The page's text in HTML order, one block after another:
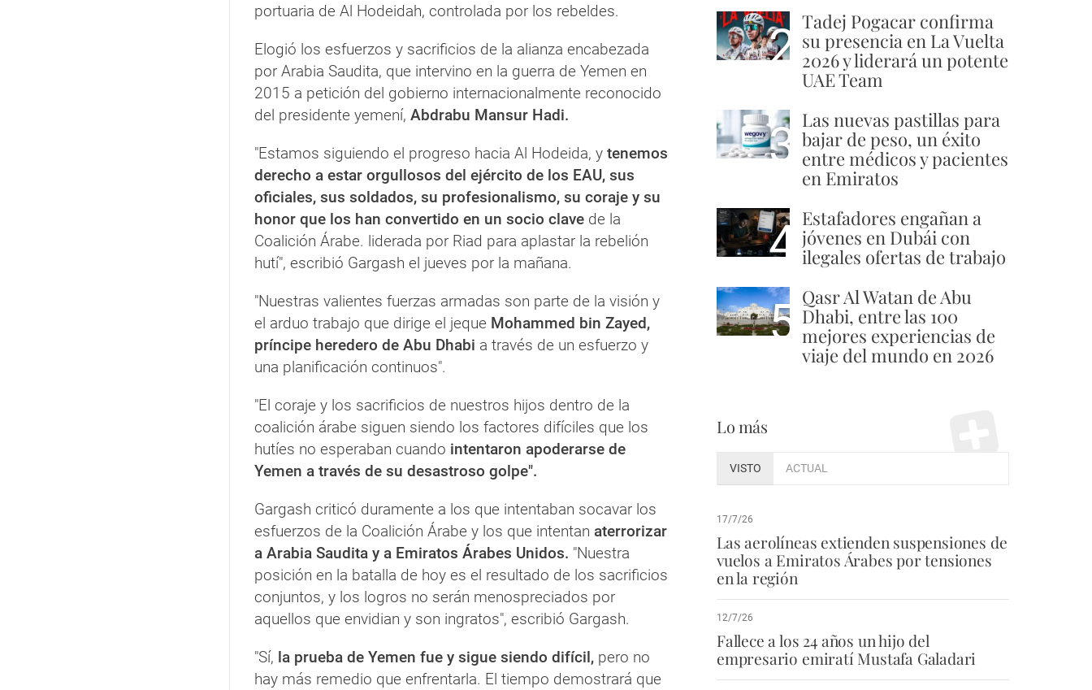
portuaria de Al Hodeidah, controlada por los rebeldes.
Elogió los esfuerzos y sacrificios de la alianza encabezada
por Arabia Saudita, que intervino en la guerra de Yemen en
2015 a petición del gobierno internacionalmente reconocido
del presidente yemení, Abdrabu Mansur Hadi.
"Estamos siguiendo el progreso hacia Al Hodeida, y tenemos
derecho a estar orgullosos del ejército de los EAU, sus
oficiales, sus soldados, su profesionalismo, su coraje y su
honor que los han convertido en un socio clave de la
Coalición Árabe. liderada por Riad para aplastar la rebelión
hutí", escribió Gargash el jueves por la mañana.
"Nuestras valientes fuerzas armadas son parte de la visión y
el arduo trabajo que dirige el jeque Mohammed bin Zayed,
príncipe heredero de Abu Dhabi a través de un esfuerzo y
una planificación continuos".
"El coraje y los sacrificios de nuestros hijos dentro de la
coalición árabe siguen siendo los factores difíciles que los
hutíes no esperaban cuando intentaron apoderarse de
Yemen a través de su desastroso golpe".
Gargash criticó duramente a los que intentaban socavar los
esfuerzos de la Coalición Árabe y los que intentan aterrorizar
a Arabia Saudita y a Emiratos Árabes Unidos. "Nuestra
posición en la batalla de hoy es el resultado de los sacrificios
conjuntos, y los logros no serán menospreciados por
aquellos que envidian y son ingratos", escribió Gargash.
"Sí, la prueba de Yemen fue y sigue siendo difícil, pero no
hay más remedio que enfrentarla. El tiempo demostrará que
2 Tadej Pogacar confirma
su presencia en La Vuelta
2026 y liderará un potente
UAE Team
3 Las nuevas pastillas para
bajar de peso, un éxito
entre médicos y pacientes
en Emiratos
4 Estafadores engañan a
jóvenes en Dubái con
ilegales ofertas de trabajo
5 Qasr Al Watan de Abu
Dhabi, entre las 100
mejores experiencias de
viaje del mundo en 2026
Lo más
VISTO ACTUAL
17/7/26
Las aerolíneas extienden suspensiones de
vuelos a Emiratos Árabes por tensiones
en la región
12/7/26
Fallece a los 24 años un hijo del
empresario emiratí Mustafa Galadari